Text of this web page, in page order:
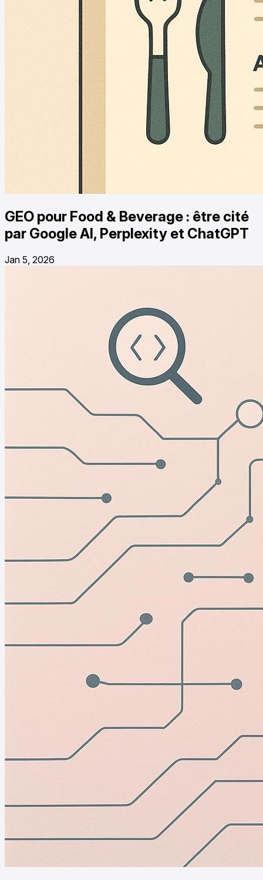
GEO pour Food & Beverage : être cité
par Google AI, Perplexity et ChatGPT
Jan 5, 2026